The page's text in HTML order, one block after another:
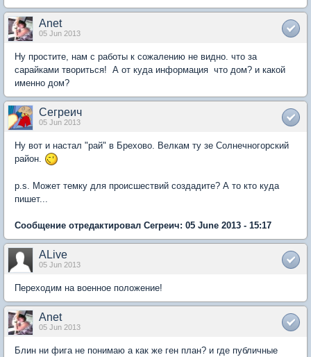
Anet
05 Jun 2013
Ну простите, нам с работы к сожалению не видно. что за
сарайками твориться! А от куда информация что дом? и какой
именно дом?
Сегреич
05 Jun 2013
Ну вот и настал "рай" в Брехово. Велкам ту зе Солнечногорский
район.
p.s. Может темку для происшествий создадите? А то кто куда
пишет...
Сообщение отредактировал Сегреич: 05 June 2013 - 15:17
ALive
05 Jun 2013
Переходим на военное положение!
Anet
05 Jun 2013
Блин ни фига не понимаю а как же ген план? и где публичные